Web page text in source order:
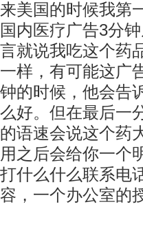
国的时候我第
内医疗广告3分
就说我吃这个药
样，有可能这广
的时候，他会告
好。但在最后一
语速会说这个药
之后会给你一个
什么什么联系电
，一个办公室的